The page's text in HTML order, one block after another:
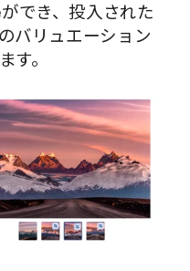
でき、投入された
バリュエーション
す。